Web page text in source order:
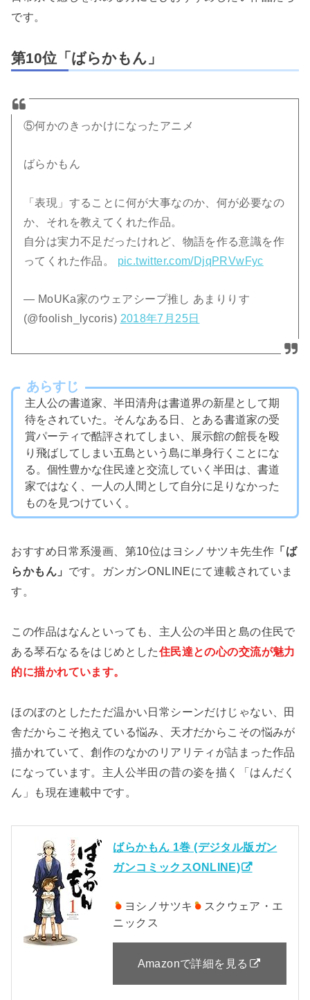
です。
第10位「ばらかもん」
⑤何かのきっかけになったアニメ
ばらかもん
「表現」することに何が大事なのか、何が必要なの
か、それを教えてくれた作品。
自分は実力不足だったけれど、物語を作る意識を作
ってくれた作品。 pic.twitter.com/DjqPRVwFyc
— MoUKa家のウェアシープ推し あまりりす
(@foolish_lycoris) 2018年7月25日
あらすじ
主人公の書道家、半田清舟は書道界の新星として期
待をされていた。そんなある日、とある書道家の受
賞パーティで酷評されてしまい、展示館の館長を殴
り飛ばしてしまい五島という島に単身行くことにな
る。個性豊かな住民達と交流していく半田は、書道
家ではなく、一人の人間として自分に足りなかった
ものを見つけていく。
おすすめ日常系漫画、第10位はヨシノサツキ先生作 「ば
らかもん」 です。ガンガンONLINEにて連載されていま
す。
この作品はなんといっても、主人公の半田と島の住民で
ある琴石なるをはじめとした住民達との心の交流が魅力
的に描かれています。
ほのぼのとしたただ温かい日常シーンだけじゃない、田
舎だからこそ抱えている悩み、天才だからこその悩みが
描かれていて、創作のなかのリアリティが詰まった作品
になっています。主人公半田の昔の姿を描く「はんだく
ん」も現在連載中です。
ばらかもん 1巻 (デジタル版ガン
ガンコミックスONLINE)
ヨシノサツキ
スクウェア・エ
ニックス
Amazonで詳細を見る